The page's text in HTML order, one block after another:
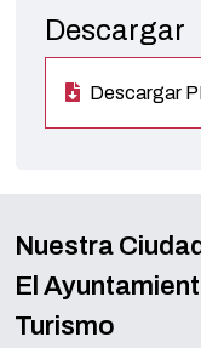
Descargar
Descargar
Nuestra Ciudad
El
Turismo